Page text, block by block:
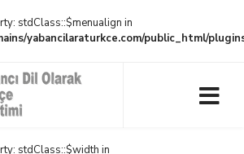
stdClass::$menualign in
yabancilaraturkce.com/public_html/
stdClass::$width in